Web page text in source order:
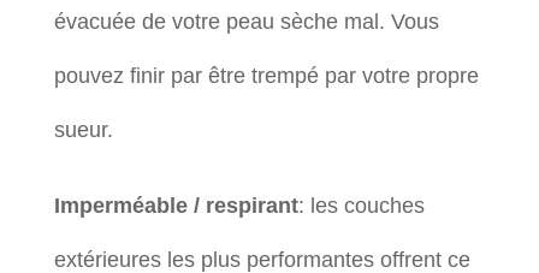
évacuée de votre peau sèche mal. Vous
pouvez finir par être trempé par votre propre
sueur.
Imperméable / respirant: les couches
extérieures les plus performantes offrent ce